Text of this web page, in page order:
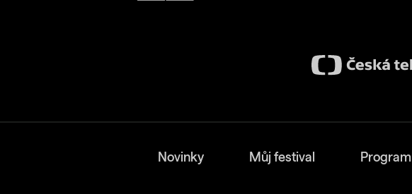
Novinky Můj festival Program